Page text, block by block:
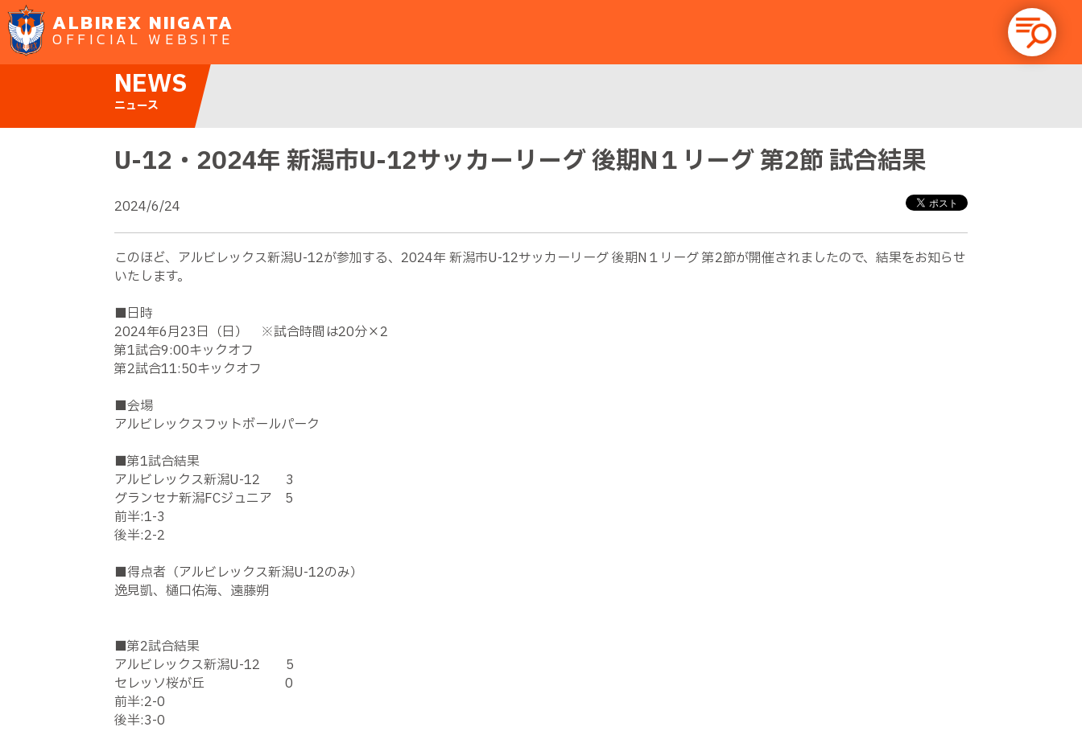
ALBIREX NIIGATA
OFFICIAL WEBSITE
NEWS
ニュース
U-12・2024年 新潟市U-12サッカーリーグ 後期N１リーグ 第2節 試合結果
2024/6/24
このほど、アルビレックス新潟U-12が参加する、2024年 新潟市U-12サッカーリーグ 後期N１リーグ 第2節が開催されましたので、結果をお知らせ
いたします。
■日時
2024年6月23日（日） ※試合時間は20分×2
第1試合9:00キックオフ
第2試合11:50キックオフ
■会場
アルビレックスフットボールパーク
■第1試合結果
アルビレックス新潟U-12 3
グランセナ新潟FCジュニア 5
前半:1-3
後半:2-2
■得点者（アルビレックス新潟U-12のみ）
逸見凱、樋口佑海、遠藤朔
■第2試合結果
アルビレックス新潟U-12 5
セレッソ桜が丘 0
前半:2-0
後半:3-0